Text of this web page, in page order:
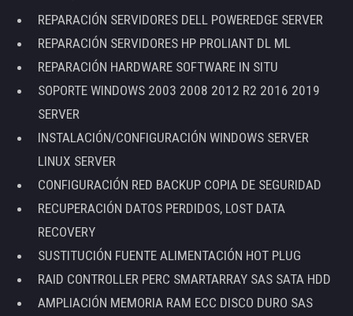
REPARACIÓN SERVIDORES DELL POWEREDGE SERVER
REPARACIÓN SERVIDORES HP PROLIANT DL ML
REPARACIÓN HARDWARE SOFTWARE IN SITU
SOPORTE WINDOWS 2003 2008 2012 R2 2016 2019
SERVER
INSTALACIÓN/CONFIGURACIÓN WINDOWS SERVER
LINUX SERVER
CONFIGURACIÓN RED BACKUP COPIA DE SEGURIDAD
RECUPERACIÓN DATOS PERDIDOS, LOST DATA
RECOVERY
SUSTITUCIÓN FUENTE ALIMENTACIÓN HOT PLUG
RAID CONTROLLER PERC SMARTARRAY SAS SATA HDD
AMPLIACIÓN MEMORIA RAM ECC DISCO DURO SAS